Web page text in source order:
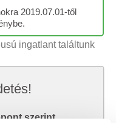
2019.07.01-től
ingatlant találtunk
szerint